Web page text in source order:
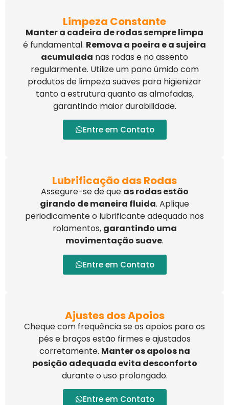
Limpeza Constante
Manter a cadeira de rodas sempre limpa
é fundamental. Remova a poeira e a sujeira
acumulada nas rodas e no assento
regularmente. Utilize um pano úmido com
produtos de limpeza suaves para higienizar
tanto a estrutura quanto as almofadas,
garantindo maior durabilidade.
Entre em Contato
Lubrificação das Rodas
Assegure-se de que as rodas estão
girando de maneira fluida. Aplique
periodicamente o lubrificante adequado nos
rolamentos, garantindo uma
movimentação suave.
Entre em Contato
Ajustes dos Apoios
Cheque com frequência se os apoios para os
pés e braços estão firmes e ajustados
corretamente. Manter os apoios na
posição adequada evita desconforto
durante o uso prolongado.
Entre em Contato